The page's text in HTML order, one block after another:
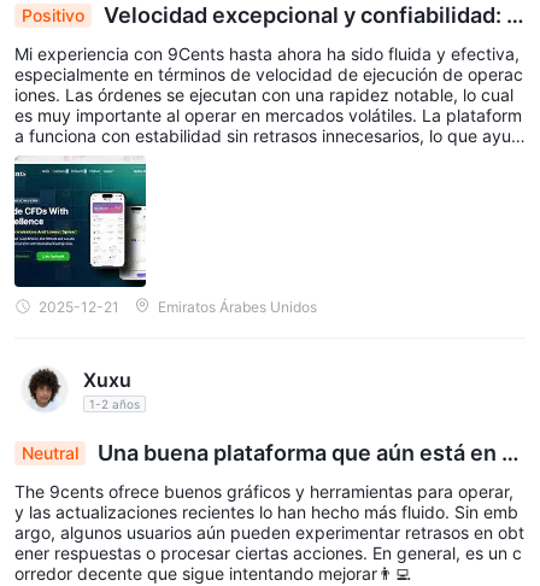
Positivo
Velocidad excepcional y confiabilidad: L
o que distingue a 9Cents
Mi experiencia con 9Cents hasta ahora ha sido fluida y efectiva,
especialmente en términos de velocidad de ejecución de operac
iones. Las órdenes se ejecutan con una rapidez notable, lo cual
es muy importante al operar en mercados volátiles. La plataform
a funciona con estabilidad sin retrasos innecesarios, lo que ayud
a a gestionar las operaciones con confianza y comodidad. Lo qu
e llama la atención es el nivel general de confiabilidad; los precio
s son estables, la interfaz de usuario es clara y las herramientas
básicas de trading funcionan como se espera. Todavía estoy mo
nitoreando el rendimiento a largo plazo, pero la experiencia actu
al refleja Un intermediario centrado en la velocidad, la estabilida
d y el proporcionar un entorno de negociación libre de complica
ciones. En general, 9Cents ofrece una experiencia adecuada par
a los operadores que priorizan la ejecución rápida y la confiabilid
2025-12-21 Emiratos Árabes Unidos
Xuxu
1-2 años
Neutral
Una buena plataforma que aún está en d
esarrollo💎🏅
The 9cents ofrece buenos gráficos y herramientas para operar,
y las actualizaciones recientes lo han hecho más fluido. Sin emb
argo, algunos usuarios aún pueden experimentar retrasos en obt
ener respuestas o procesar ciertas acciones. En general, es un c
orredor decente que sigue intentando mejorar👨‍💻